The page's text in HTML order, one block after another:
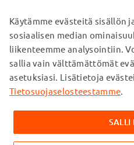
TOIMITUSKUMPPANIMME
© subtel.fi 2026
Kaikki hinnat sisältävät
toimituskuluja. Kaikki
verkkosivuillamme ainoastaan
Käytämme evästeitä sisällön
sosiaalisen median
liikenteemme analysointiin.
sallia vain välttämättömät
asetuksiasi. Lisätietoja
Tietosuojaselosteestamme.
SALLI